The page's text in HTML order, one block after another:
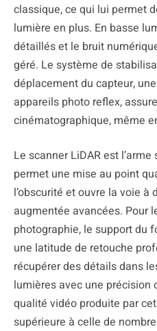
classique, ce qui lui permet
lumière en plus. En basse
détaillés et le bruit
géré. Le système de
déplacement du capteur,
appareils photo reflex,
cinématographique, même
Le scanner LiDAR est
permet une mise au point
l’obscurité et ouvre la voie
augmentée avancées. Pour
photographie, le support du
une latitude de retouche
récupérer des détails dans
lumières avec une précision
qualité vidéo produite par
supérieure à celle de